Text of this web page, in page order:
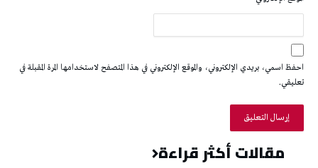
احفظ اسمي، بريدي الإلكتروني، والموقع الإلكتروني في هذا المتصفح لاستخدامها المرة المقبلة في
تعليقي.
مقالات أكثر قراءة